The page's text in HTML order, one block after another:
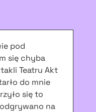
pod
się chyba
Teatru Akt
do mnie
się to
na